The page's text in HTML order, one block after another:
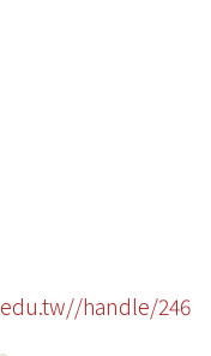
handle/246